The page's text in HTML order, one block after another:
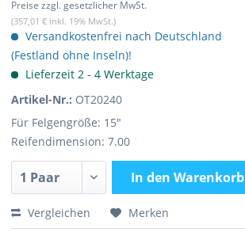
Preise zzgl. gesetzlicher MwSt.
(357,01 € inkl. 19% MwSt.)
Versandkostenfrei nach Deutschland
(Festland ohne Inseln)!
Lieferzeit 2 - 4 Werktage
Artikel-Nr.: OT20240
Für Felgengröße: 15"
Reifendimension: 7.00
In den Warenkorb
Vergleichen Merken